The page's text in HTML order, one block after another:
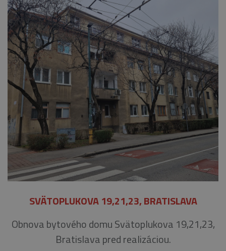
SVÄTOPLUKOVA 19,21,23, BRATISLAVA
Obnova bytového domu Svätoplukova 19,21,23,
Bratislava pred realizáciou.